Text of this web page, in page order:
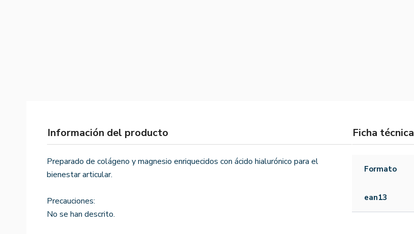
Información del producto
Preparado de colágeno y magnesio enriquecidos con ácido hialurónico para el
bienestar articular.
Precauciones:
No se han descrito.
Ficha técnica
Formato
ean13